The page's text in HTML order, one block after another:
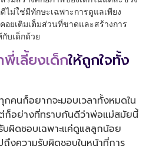
ดีไม่ใช่มีทักษะเฉพาะการดูแลเพียง
อยเติมเต็มส่วนที่ขาดและสร้างการ
กับเด็กด้วย
พี่เลี้ยงเด็กให้ถูกใจทั้ง
นก็อยากจะมอบเวลาทั้งหมดใน
ก็อย่างที่ทราบกันดีว่าพ่อแม่สมัยนี้
บผิดชอบเฉพาะแค่ดูแลลูกน้อย
ถึงความรับผิดชอบในหน้าที่การ